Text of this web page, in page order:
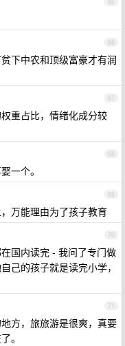
65
66
下中农和顶级富豪才有润
67
重占比，情绪化成分较
68
一个。
69
万能理由为了孩子教育
70
国内读完 - 我问了专门做
己的孩子就是读完小学，
71
方，旅旅游是很爽，真要
。